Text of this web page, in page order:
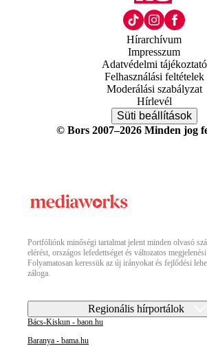
Hírarchívum
Impresszum
Adatvédelmi tájékoztató
Felhasználási feltételek
Moderálási szabályzat
Hírlevél
Süti beállítások
© Bors 2007–2026 Minden jog
Portfóliónk minőségi tartalmat jelent minden olvasó
elérést, országos lefedettséget és változatos
Folyamatosan keressük az új irányokat és fejlődési
záloga.
Regionális hírportálok
Bács-Kiskun - baon.hu
Baranya - bama.hu